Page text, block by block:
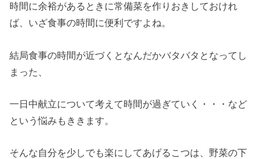
時間に余裕があるときに常備菜を作りおきしておけれ
ば、いざ食事の時間に便利ですよね。
結局食事の時間が近づくとなんだかバタバタとなってし
まった、
一日中献立について考えて時間が過ぎていく・・・など
という悩みもききます。
そんな自分を少しでも楽にしてあげるこつは、野菜の下